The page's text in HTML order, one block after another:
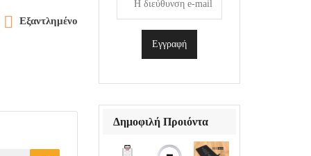
 Εξαντλημένο
Δημοφιλή Προιόντα